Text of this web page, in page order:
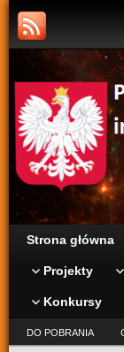
Strona główna
Projekty
Konkursy
DO POBRANIA